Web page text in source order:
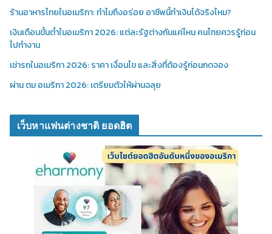
ร้านอาหารไทยในอเมริกา: ทำไมถึงอร่อย อาชีพนี้ทำเงินได้จริงไหม?
เงินเดือนขั้นต่ำในอเมริกา 2026: แต่ละรัฐต่างกันแค่ไหน คนไทยควรรู้ก่อน
ไปทำงาน
เช่ารถในอเมริกา 2026: ราคา เงื่อนไข และสิ่งที่ต้องรู้ก่อนกดจอง
ผ่าน ตม อเมริกา 2026: เตรียมตัวให้ผ่านฉลุย
เว็บหาแฟนต่างชาติ ยอดฮิต